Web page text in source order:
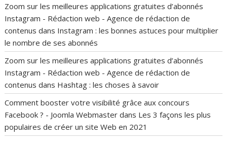
Zoom sur les meilleures applications gratuites d’abonnés
Instagram - Rédaction web - Agence de rédaction de
contenus dans Instagram : les bonnes astuces pour multiplier
le nombre de ses abonnés
Zoom sur les meilleures applications gratuites d’abonnés
Instagram - Rédaction web - Agence de rédaction de
contenus dans Hashtag : les choses à savoir
Comment booster votre visibilité grâce aux concours
Facebook ? - Joomla Webmaster dans Les 3 façons les plus
populaires de créer un site Web en 2021